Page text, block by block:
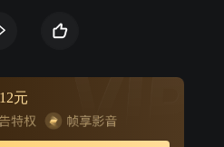
蔡锷将军的去世、战友亲人等
官到无产阶级革命家的伟大转
备并与周恩来等人领导了震惊
义将士冲出重围，与毛泽东在井
元